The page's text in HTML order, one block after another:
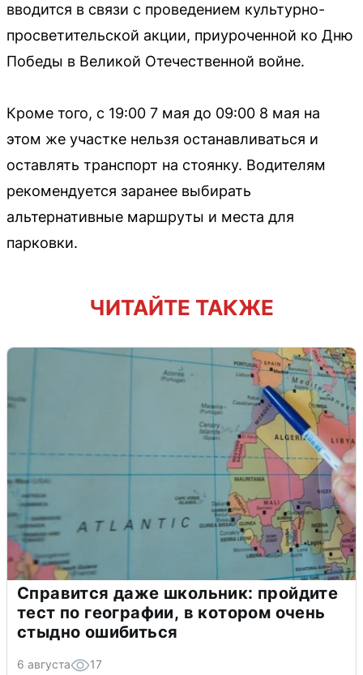
вводится в связи с проведением культурно-
просветительской акции, приуроченной ко Дню
Победы в Великой Отечественной войне.
Кроме того, с 19:00 7 мая до 09:00 8 мая на
этом же участке нельзя останавливаться и
оставлять транспорт на стоянку. Водителям
рекомендуется заранее выбирать
альтернативные маршруты и места для
парковки.
ЧИТАЙТЕ ТАКЖЕ
Справится даже школьник: пройдите
тест по географии, в котором очень
стыдно ошибиться
6 августа 17